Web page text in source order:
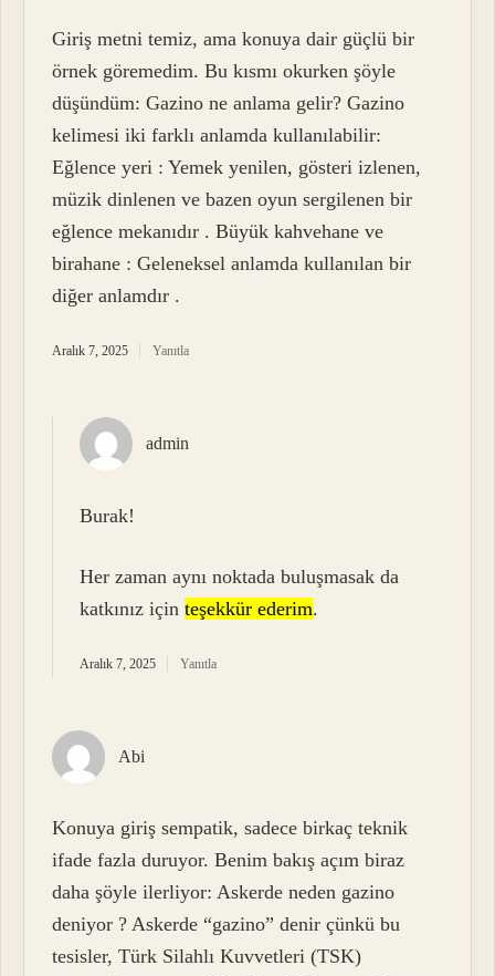
Giriş metni temiz, ama konuya dair güçlü bir
örnek göremedim. Bu kısmı okurken şöyle
düşündüm: Gazino ne anlama gelir? Gazino
kelimesi iki farklı anlamda kullanılabilir:
Eğlence yeri : Yemek yenilen, gösteri izlenen,
müzik dinlenen ve bazen oyun sergilenen bir
eğlence mekanıdır . Büyük kahvehane ve
birahane : Geleneksel anlamda kullanılan bir
diğer anlamdır .
Aralık 7, 2025 Yanıtla
admin
Burak!
Her zaman aynı noktada buluşmasak da
katkınız içinteşekkür ederim.
Aralık 7, 2025 Yanıtla
Abi
Konuya giriş sempatik, sadece birkaç teknik
ifade fazla duruyor. Benim bakış açım biraz
daha şöyle ilerliyor: Askerde neden gazino
deniyor ? Askerde “gazino” denir çünkü bu
tesisler, Türk Silahlı Kuvvetleri (TSK)